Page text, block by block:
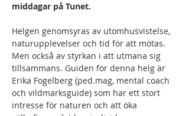
middagar på Tunet.
Helgen genomsyras av utomhusvistelse,
naturupplevelser och tid för att mötas.
Men också av styrkan i att utmana sig
tillsammans. Guiden för denna helg är
Erika Fogelberg (ped.mag, mental coach
och vildmarksguide) som har ett stort
intresse för naturen och att öka